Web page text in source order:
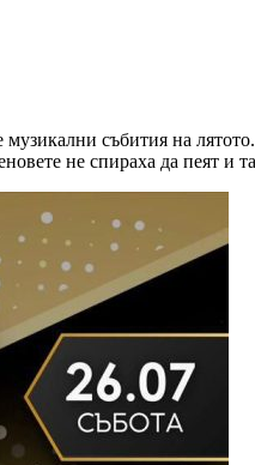
събития на
не спираха да пеят и